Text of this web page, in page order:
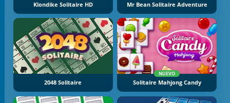
Klondike Solitaire HD Mr Bean Solitaire Adventure
2048 Solitaire
NUEVO
Solitaire Mahjong Candy